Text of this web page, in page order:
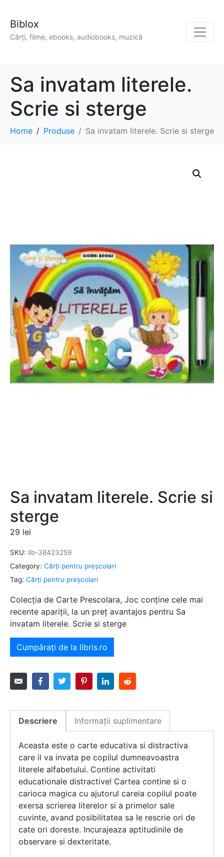
Biblox
Cărți, filme, ebooks, audiobooks, muzică
Sa invatam literele.
Scrie si sterge
Home Produse Sa invatam literele. Scrie si sterge
Sa invatam literele. Scrie si
sterge
29 lei
SKU: lib-38423259
Category: Cărți pentru preșcolari
Tag: Cărți pentru preșcolari
Colecția de Carte Prescolara, Joc conține cele mai
recente apariții, la un preț avantajos pentru Sa
invatam literele. Scrie si sterge
Cumpărați de la libris.ro
Descriere Informații suplimentare
Aceasta este o carte educativa si distractiva
care il va invata pe copilul dumneavoastra
literele alfabetului. Contine activitati
educationale distractive! Cartea contine si o
carioca magica cu ajutorul careia copilul poate
exersa scrierea literelor si a primelor sale
cuvinte, avand posibilitatea sa le rescrie ori de
cate ori doreste. Incurajeaza aptitudinile de
observare si dexteritate.